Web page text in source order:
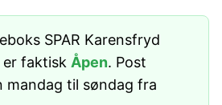
SPAR Karensfryd
er faktisk Åpen. Post
mandag til søndag fra